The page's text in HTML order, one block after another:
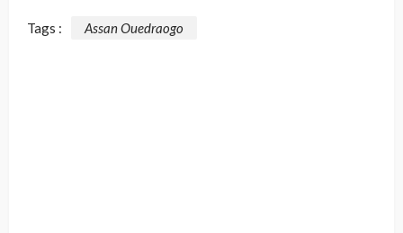
Tags : Assan Ouedraogo